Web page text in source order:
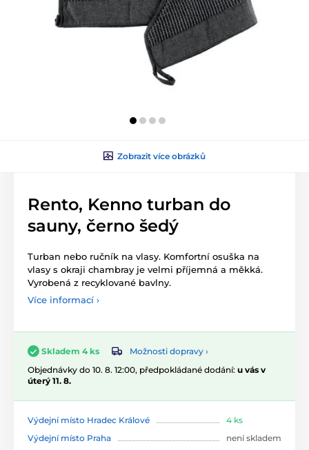
Zobrazit více obrázků
Rento, Kenno turban do
sauny, černo šedý
Turban nebo ručník na vlasy. Komfortní osuška na
vlasy s okraji chambray je velmi příjemná a měkká.
Vyrobená z recyklované bavlny.
Více informací ›
Skladem 4 ks
Možnosti dopravy ›
Objednávky do 10. 8. 12:00, předpokládané dodání: u vás v
úterý 11. 8.
Výdejní místo Hradec Králové
4 ks
Výdejní místo Praha
není skladem